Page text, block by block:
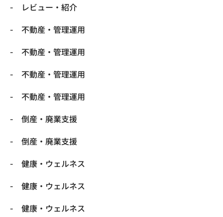
レビュー・紹介
不動産・管理運用
不動産・管理運用
不動産・管理運用
不動産・管理運用
倒産・廃業支援
倒産・廃業支援
健康・ウェルネス
健康・ウェルネス
健康・ウェルネス